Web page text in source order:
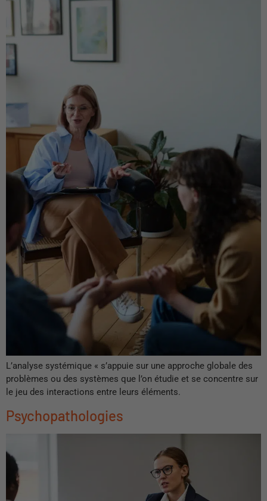
L’analyse systémique « s’appuie sur une approche globale des
problèmes ou des systèmes que l’on étudie et se concentre sur
le jeu des interactions entre leurs éléments.
Psychopathologies